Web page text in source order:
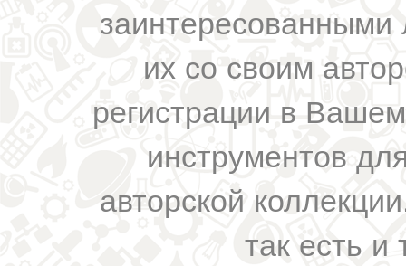
их со своим
регистрации в
инструментов
авторской
так есть и